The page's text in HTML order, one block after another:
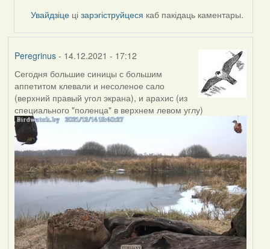
Увайдзіце цізарэгіструйцеся каб пакідаць каментары.
Peregrinus- 14.12.2021 - 17:12
Сегодня большие синицы с большим
аппетитом клевали и несоленое сало
(верхний правый угол экрана), и арахис (из
специального "поленца" в верхнем левом углу)